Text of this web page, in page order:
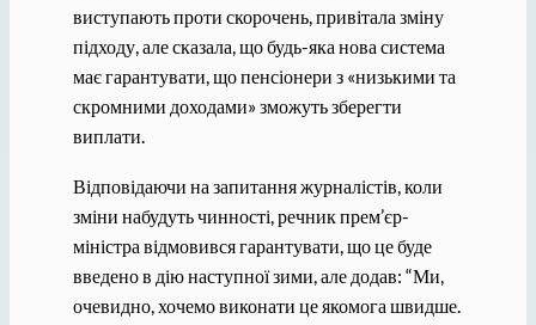
виступають проти скорочень, привітала зміну
підходу, але сказала, що будь-яка нова система
має гарантувати, що пенсіонери з «низькими та
скромними доходами» зможуть зберегти
виплати.
Відповідаючи на запитання журналістів, коли
зміни набудуть чинності, речник прем’єр-
міністра відмовився гарантувати, що це буде
введено в дію наступної зими, але додав: “Ми,
очевидно, хочемо виконати це якомога швидше.